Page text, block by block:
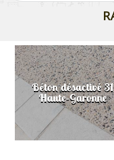
Béton désactivé 31
Haute-Garonne